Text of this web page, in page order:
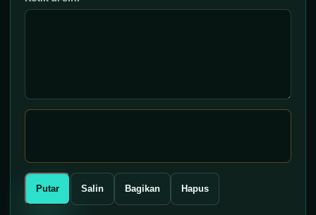
Putar Salin Bagikan Hapus